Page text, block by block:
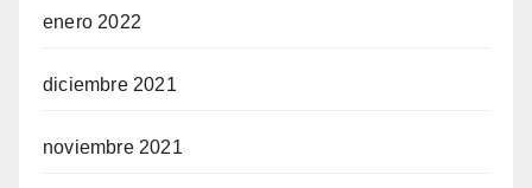
enero 2022
diciembre 2021
noviembre 2021